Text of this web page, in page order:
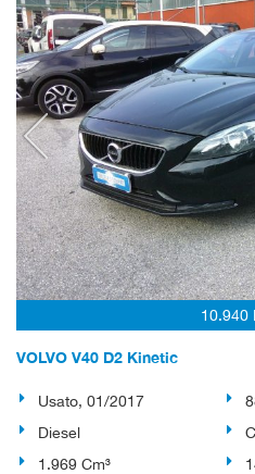
10.940
VOLVO V40 D2 Kinetic
Usato, 01/2017
Diesel
1.969 Cm³